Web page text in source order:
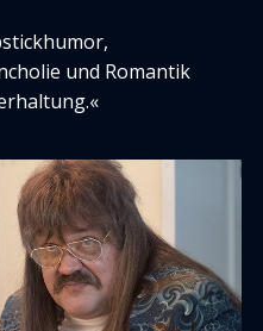
und Romantik